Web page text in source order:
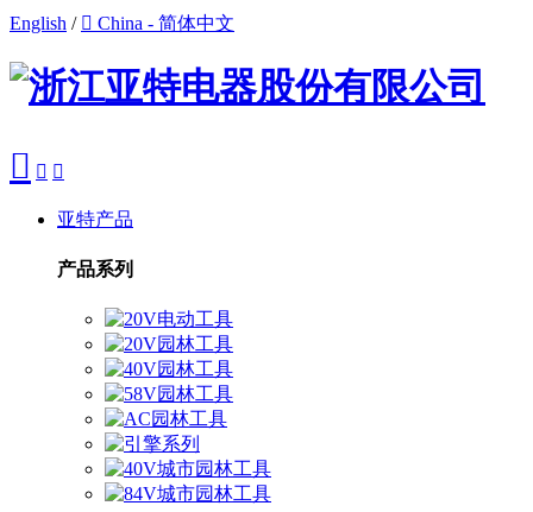
English /  China - 简体中文
  
亚特产品
产品系列